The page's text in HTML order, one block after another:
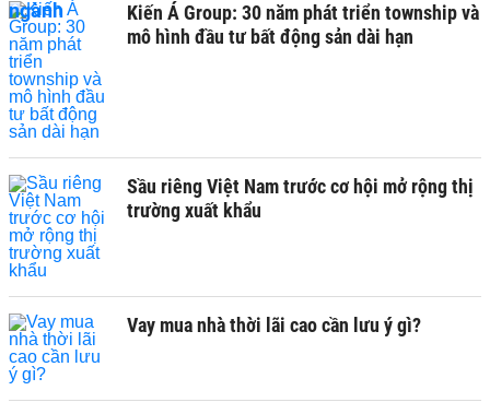
Kiến Á Group: 30 năm phát triển township và
mô hình đầu tư bất động sản dài hạn
Sầu riêng Việt Nam trước cơ hội mở rộng thị
trường xuất khẩu
Vay mua nhà thời lãi cao cần lưu ý gì?